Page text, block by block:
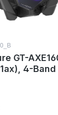
GT-
4-